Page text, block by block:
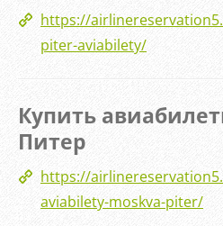
https://
piter-aviabilety/
Купить
Питер
https://
aviabilety-moskva-piter/